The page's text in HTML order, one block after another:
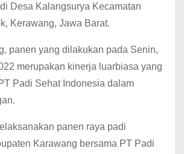
Desa Kalangsurya Kecamatan
Kerawang, Jawa Barat.
panen yang dilakukan pada Senin,
merupakan kinerja luarbiasa yang
Padi Sehat Indonesia dalam
panen raya padi
Karawang bersama PT Padi